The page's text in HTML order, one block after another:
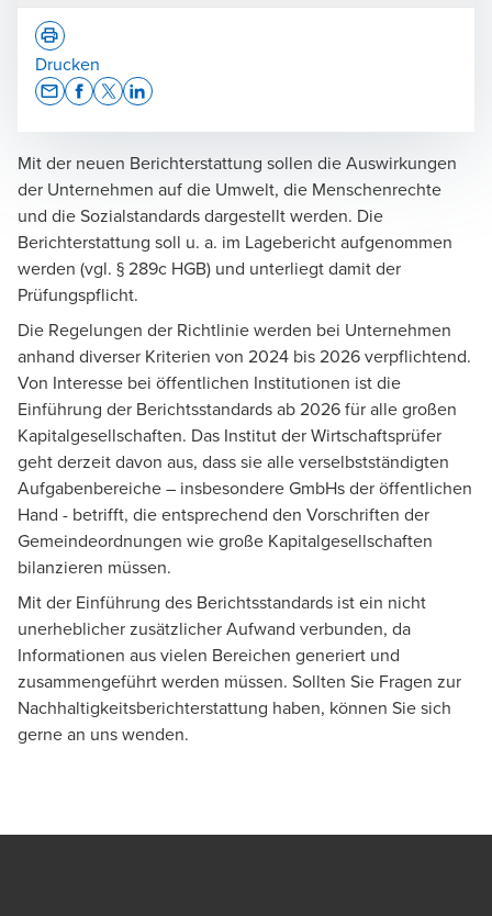
Mit der neuen Berichterstattung sollen die Auswirkungen
der Unternehmen auf die Umwelt, die Menschenrechte
und die Sozialstandards dargestellt werden. Die
Berichterstattung soll u. a. im Lagebericht aufgenommen
werden (vgl. § 289c HGB) und unterliegt damit der
Prüfungspflicht.
Die Regelungen der Richtlinie werden bei Unternehmen
anhand diverser Kriterien von 2024 bis 2026 verpflichtend.
Von Interesse bei öffentlichen Institutionen ist die
Einführung der Berichtsstandards ab 2026 für alle großen
Kapitalgesellschaften. Das Institut der Wirtschaftsprüfer
geht derzeit davon aus, dass sie alle verselbstständigten
Aufgabenbereiche – insbesondere GmbHs der öffentlichen
Hand - betrifft, die entsprechend den Vorschriften der
Gemeindeordnungen wie große Kapitalgesellschaften
bilanzieren müssen.
Mit der Einführung des Berichtsstandards ist ein nicht
unerheblicher zusätzlicher Aufwand verbunden, da
Informationen aus vielen Bereichen generiert und
zusammengeführt werden müssen. Sollten Sie Fragen zur
Nachhaltigkeitsberichterstattung haben, können Sie sich
gerne an uns wenden.
Andreas Jürgens
Wirtschaftsprüfer, Steuerberater, Geschäftsführer,
Audit & Assurance
Drucken